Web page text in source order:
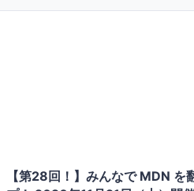
【第28回！】みんなで MDN を